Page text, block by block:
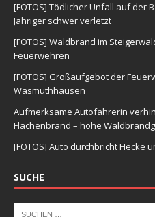
[FOTOS] Tödlicher Unfall auf der
Jähriger schwer verletzt
[FOTOS] Waldbrand im
Feuerwehren
[FOTOS] Großaufgebot der
Wasmuthhausen
Aufmerksame Autofahrerin
Flächenbrand – hohe
[FOTOS] Auto durchbricht Hecke
SUCHE